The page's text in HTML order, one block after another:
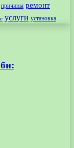
причины ремонт
услуги установка